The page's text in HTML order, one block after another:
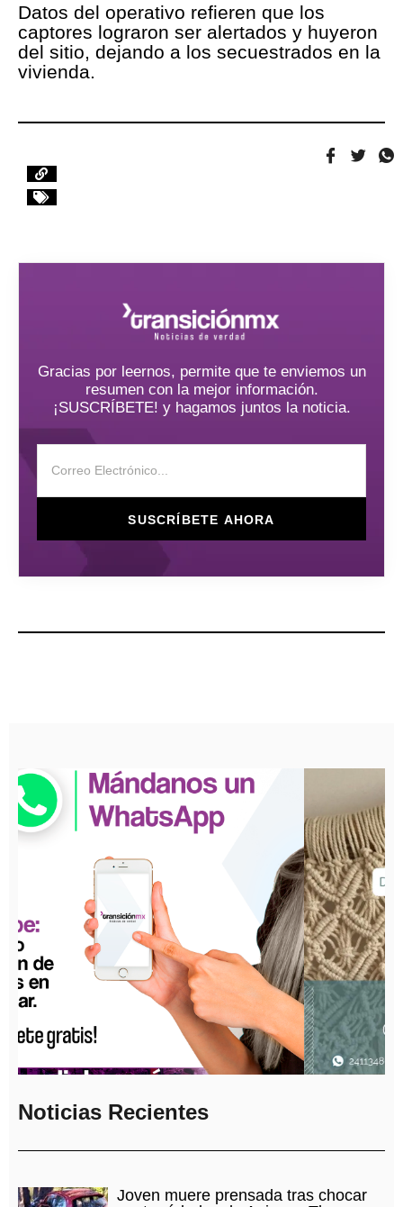
Datos del operativo refieren que los
captores lograron ser alertados y huyeron
del sitio, dejando a los secuestrados en la
vivienda.
Gracias por leernos, permite que te enviemos un
resumen con la mejor información.
¡SUSCRÍBETE! y hagamos juntos la noticia.
SUSCRÍBETE AHORA
Noticias Recientes
Joven muere prensada tras chocar